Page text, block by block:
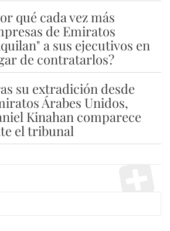
qué cada vez más
de Emiratos
a sus ejecutivos en
de contratarlos?
su extradición desde
Árabes Unidos,
Kinahan comparece
el tribunal